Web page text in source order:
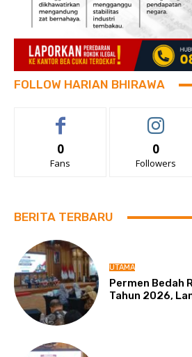
FOLLOW HARIAN BHIRAWA
0
Fans
0
Followers
BERITA TERBARU
UTAMA
Permen Bedah
Tahun 2026,